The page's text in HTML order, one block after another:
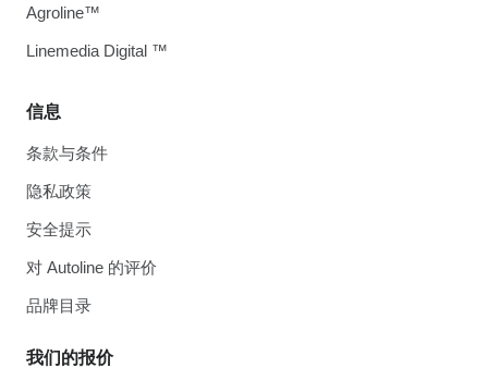
信息
条款与条件
隐私政策
安全提示
对 Autoline 的评价
品牌目录
我们的报价
Agroline™
Linemedia Digital ™